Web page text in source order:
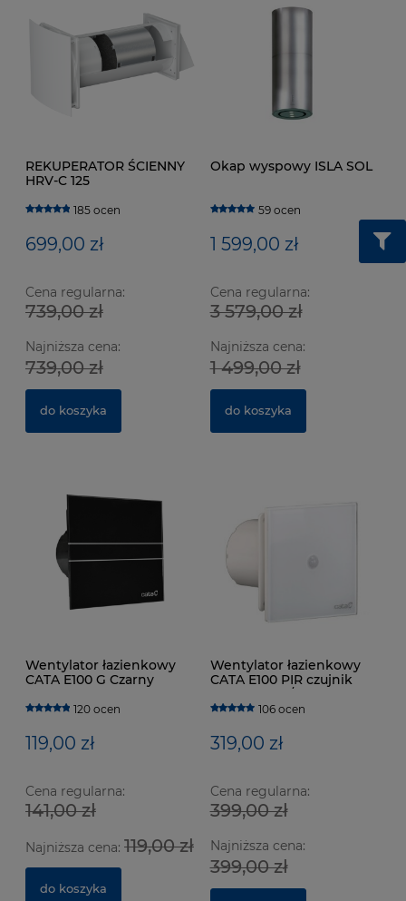
REKUPERATOR ŚCIENNY
HRV-C 125
185 ocen
699,00 zł
Cena regularna:
739,00 zł
Najniższa cena:
739,00 zł
do koszyka
Okap wyspowy ISLA SOL
59 ocen
1 599,00 zł
Cena regularna:
3 579,00 zł
Najniższa cena:
1 499,00 zł
do koszyka
Wentylator łazienkowy
CATA E100 G Czarny
120 ocen
119,00 zł
Cena regularna:
141,00 zł
Najniższa cena: 119,00 zł
do koszyka
Wentylator łazienkowy
CATA E100 PIR czujnik
ruchu 115m3/h
106 ocen
319,00 zł
Cena regularna:
399,00 zł
Najniższa cena:
399,00 zł
czujnikiem wilgotności
629 ocen
364,00 zł